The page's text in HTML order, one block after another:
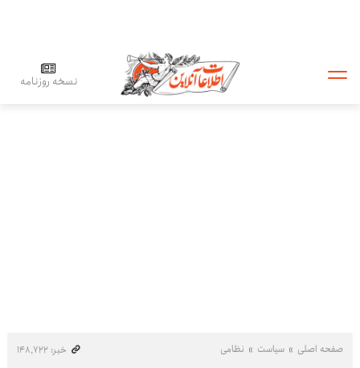
نسخه روزنامه
صفحه اصلی سیاست نظامی
خبر: ۱۴۸٬۷۲۲